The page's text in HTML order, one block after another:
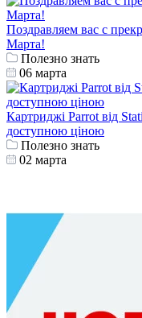
Поздравляем вас с
Марта!
Полезно знать
06 марта
Картриджі Parrot від
доступною ціною
Полезно знать
02 марта